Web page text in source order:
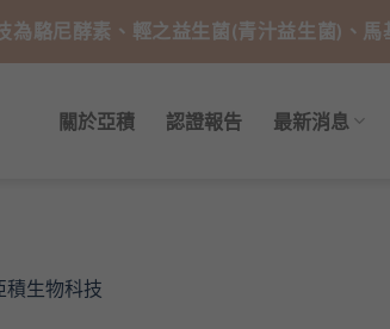
駱尼酵素、輕之益生菌(青汁益生菌)、
關於亞積 認證報告 最新消息
積生物科技